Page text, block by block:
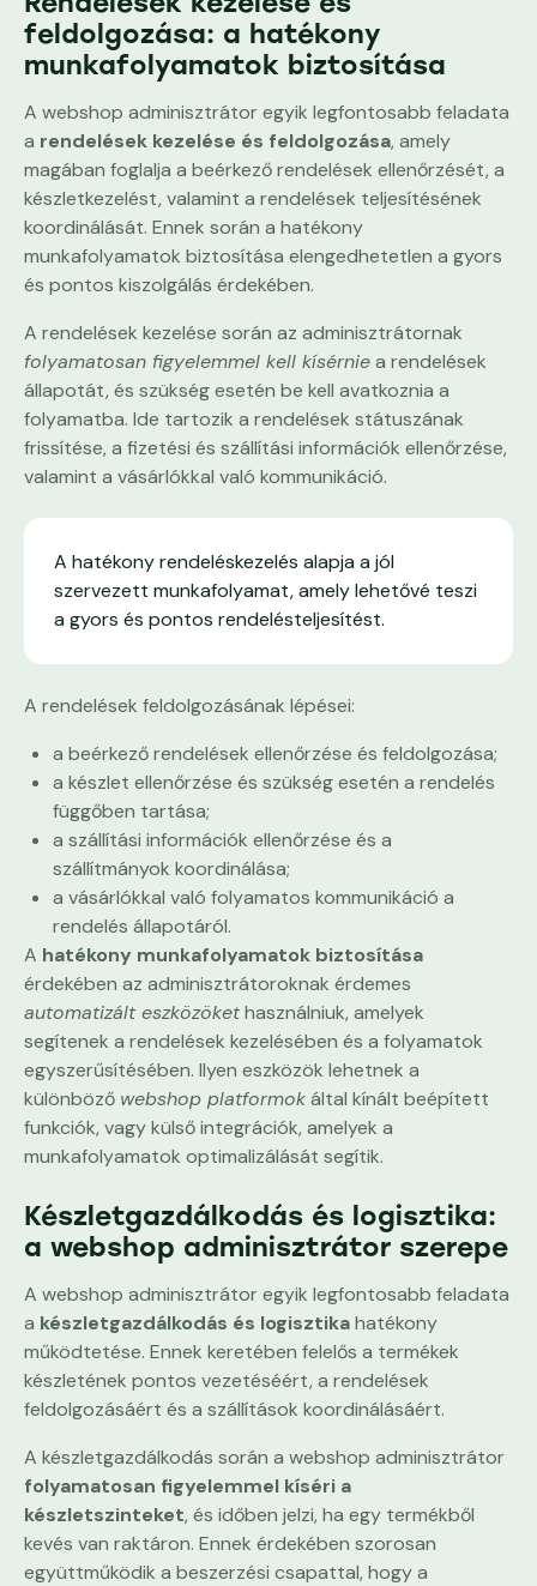
feldolgozása: a hatékony
munkafolyamatok biztosítása
A webshop adminisztrátor egyik legfontosabb feladata
a rendelések kezelése és feldolgozása, amely
magában foglalja a beérkező rendelések ellenőrzését, a
készletkezelést, valamint a rendelések teljesítésének
koordinálását. Ennek során a hatékony
munkafolyamatok biztosítása elengedhetetlen a gyors
és pontos kiszolgálás érdekében.
A rendelések kezelése során az adminisztrátornak
folyamatosan figyelemmel kell kísérniea rendelések
állapotát, és szükség esetén be kell avatkoznia a
folyamatba. Ide tartozik a rendelések státuszának
frissítése, a fizetési és szállítási információk ellenőrzése,
valamint a vásárlókkal való kommunikáció.
A hatékony rendeléskezelés alapja a jól
szervezett munkafolyamat, amely lehetővé teszi
a gyors és pontos rendelésteljesítést.
A rendelések feldolgozásának lépései:
a beérkező rendelések ellenőrzése és feldolgozása;
a készlet ellenőrzése és szükség esetén a rendelés
függőben tartása;
a szállítási információk ellenőrzése és a
szállítmányok koordinálása;
a vásárlókkal való folyamatos kommunikáció a
rendelés állapotáról.
A hatékony munkafolyamatok biztosítása
érdekében az adminisztrátoroknak érdemes
automatizált eszközökethasználniuk, amelyek
segítenek a rendelések kezelésében és a folyamatok
egyszerűsítésében. Ilyen eszközök lehetnek a
különböző webshop platformokáltal kínált beépített
funkciók, vagy külső integrációk, amelyek a
munkafolyamatok optimalizálását segítik.
Készletgazdálkodás és logisztika:
a webshop adminisztrátor szerepe
A webshop adminisztrátor egyik legfontosabb feladata
a készletgazdálkodás és logisztikahatékony
működtetése. Ennek keretében felelős a termékek
készletének pontos vezetéséért, a rendelések
feldolgozásáért és a szállítások koordinálásáért.
A készletgazdálkodás során a webshop adminisztrátor
folyamatosan figyelemmel kíséri a
készletszinteket, és időben jelzi, ha egy termékből
kevés van raktáron. Ennek érdekében szorosan
együttműködik a beszerzési csapattal, hogy a